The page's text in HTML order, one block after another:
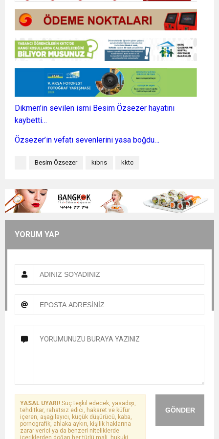
Dikmen’in sevilen ismi Besim Özsezer hayatını
kaybetti…
Özsezer’in vefatı sevenlerini yasa boğdu…
Besim Özsezer kıbrıs kktc
YORUM YAP
GÖNDER
YASAL UYARI! Suç teşkil edecek, yasadışı,
tehditkar, rahatsız edici, hakaret ve küfür
içeren, aşağılayıcı, küçük düşürücü, kaba,
pornografik, ahlaka aykırı, kişilik haklarına
zarar verici ya da benzeri niteliklerde
içeriklerden doğan her türlü mali, hukuki,